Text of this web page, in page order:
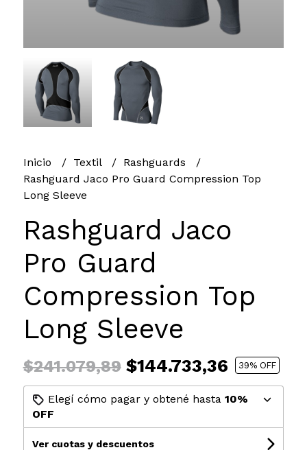
Inicio Textil
Rashguards
Rashguard Jaco Pro Guard Compression Top
Long Sleeve
Rashguard Jaco
Pro Guard
Compression Top
Long Sleeve
$241.079,89$144.733,36 39% OFF
Elegí cómo pagar y obtené hasta 10%
OFF
Ver cuotas y descuentos